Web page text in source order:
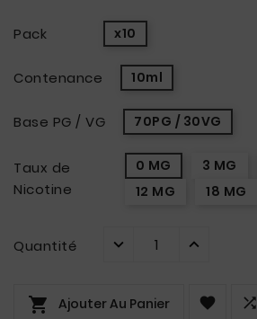
Pack x10
Contenance 10ml
Base PG / VG 70PG / 30VG
Taux de
Nicotine
0 MG 3 MG
12 MG
18 MG
Quantité
 Ajouter Au Panier  